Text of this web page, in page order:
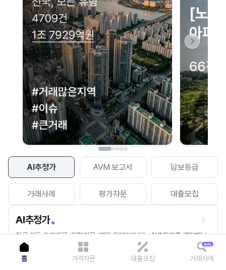
AI추정가 AVM 보고서 담보등급
거래사례 평가자문 대출모집
AI추정가
전국 모든 토지건물, 집합건물, 매월 업데이트되는 AI추정가를 경험해보
세요.
네이버 지도 연결 안내
현재 네이버 지도 연결이 원활하지 않아 지도를 불러올 수 없습니다.
이용에 불편을 드려 죄송합니다.
다시 시도
홈 가격자문 대출모집 거래사례